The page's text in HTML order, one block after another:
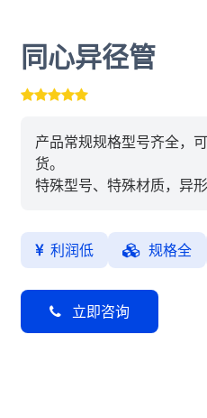
同心异径管
产品常规规格型号齐全，
货。
特殊型号、特殊材质，异形
利润低 规格全
立即咨询